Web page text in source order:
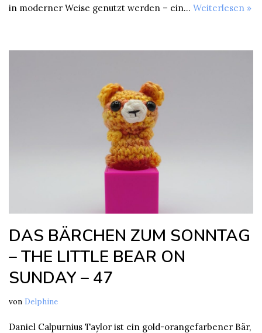
in moderner Weise genutzt werden – ein… Weiterlesen »
DAS BÄRCHEN ZUM SONNTAG
– THE LITTLE BEAR ON
SUNDAY – 47
von Delphine
Daniel Calpurnius Taylor ist ein gold-orangefarbener Bär,